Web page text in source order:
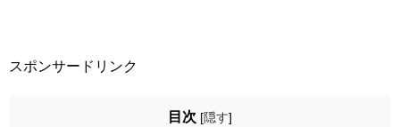
スポンサードリンク
目次 [隠す]